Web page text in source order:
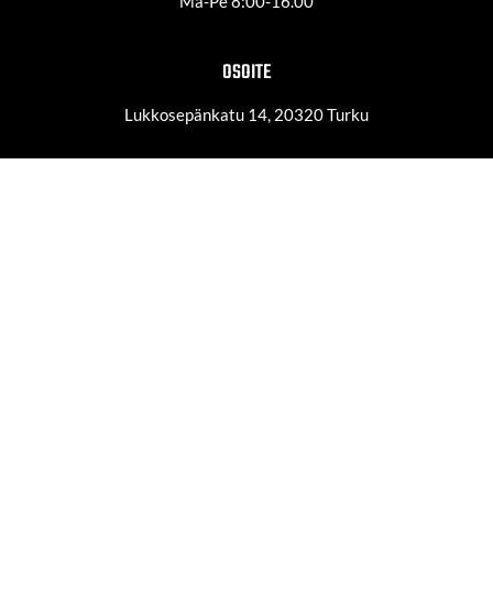
OSOITE
Lukkosepänkatu 14, 20320 Turku